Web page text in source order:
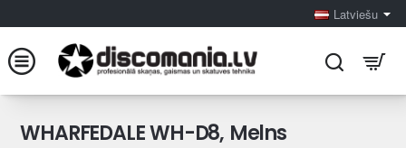
Latviešu
WHARFEDALE WH-D8, Melns